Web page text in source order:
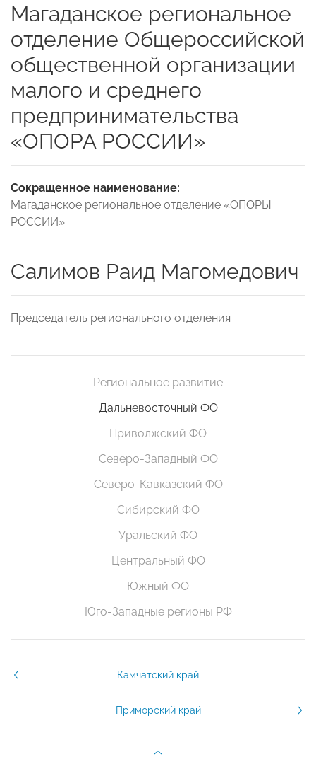
Магаданское региональное
отделение Общероссийской
общественной организации
малого и среднего
предпринимательства
«ОПОРА РОССИИ»
Сокращенное наименование:
Магаданское региональное отделение «ОПОРЫ
РОССИИ»
Салимов Раид Магомедович
Председатель регионального отделения
Региональное развитие
Дальневосточный ФО
Приволжский ФО
Северо-Западный ФО
Северо-Кавказский ФО
Сибирский ФО
Уральский ФО
Центральный ФО
Южный ФО
Юго-Западные регионы РФ
Камчатский край
Приморский край